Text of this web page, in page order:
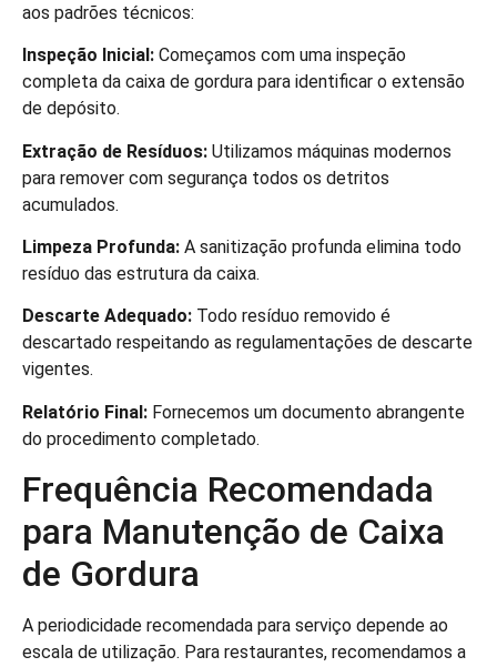
aos padrões técnicos:
Inspeção Inicial: Começamos com uma inspeção
completa da caixa de gordura para identificar o extensão
de depósito.
Extração de Resíduos: Utilizamos máquinas modernos
para remover com segurança todos os detritos
acumulados.
Limpeza Profunda: A sanitização profunda elimina todo
resíduo das estrutura da caixa.
Descarte Adequado: Todo resíduo removido é
descartado respeitando as regulamentações de descarte
vigentes.
Relatório Final: Fornecemos um documento abrangente
do procedimento completado.
Frequência Recomendada
para Manutenção de Caixa
de Gordura
A periodicidade recomendada para serviço depende ao
escala de utilização. Para restaurantes, recomendamos a